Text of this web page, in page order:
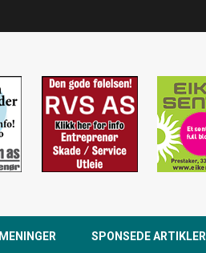
MENINGER SPONSEDE ARTIKLER